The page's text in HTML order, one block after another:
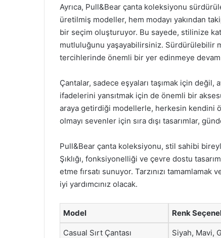
Ayrıca, Pull&Bear çanta koleksiyonu
üretilmiş modeller, hem modayı yakından
bir seçim oluşturuyor. Bu sayede, stilinize
mutluluğunu yaşayabilirsiniz. Sürdürülebilir
tercihlerinde önemli bir yer edinmeye
Çantalar, sadece eşyaları taşımak için değil,
ifadelerini yansıtmak için de önemli bir
araya getirdiği modellerle, herkesin kendini
olmayı sevenler için sıra dışı tasarımlar,
Pull&Bear çanta koleksiyonu, stil sahibi
Şıklığı, fonksiyonelliği ve çevre dostu
etme fırsatı sunuyor. Tarzınızı tamamlamak
iyi yardımcınız olacak.
Model Renk
Casual Sırt Çantası Siyah, Mavi,